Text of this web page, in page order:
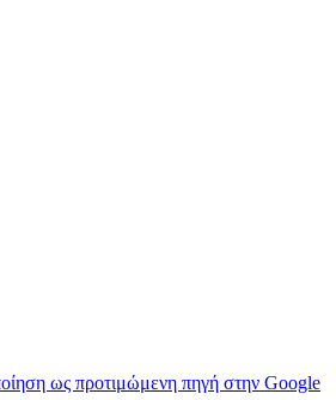
ως προτιμώμενη πηγή στην Google